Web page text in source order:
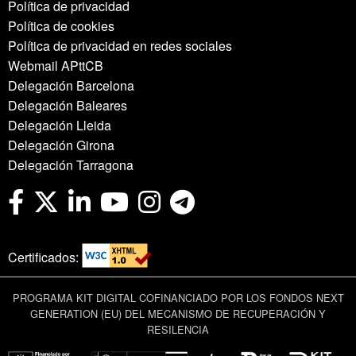
Política de privacidad
Política de cookies
Política de privacidad en redes sociales
Webmail APttCB
Delegación Barcelona
Delegación Baleares
Delegación Lleida
Delegación Girona
Delegación Tarragona
Certificados:
PROGRAMA KIT DIGITAL COFINANCIADO POR LOS FONDOS NEXT
GENERATION (EU) DEL MECANISMO DE RECUPERACIÓN Y
RESILENCIA